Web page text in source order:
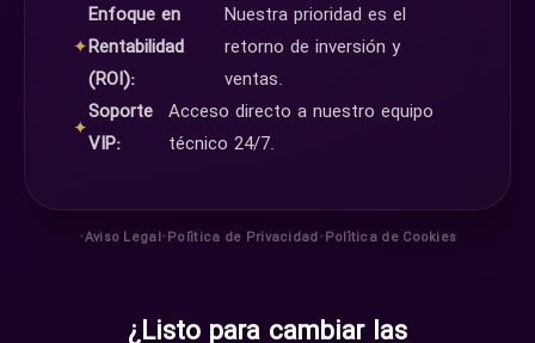
✦
Enfoque en
Rentabilidad
(ROI):
Nuestra prioridad es el
retorno de inversión y
ventas.
✦
Soporte
VIP:
Acceso directo a nuestro equipo
técnico 24/7.
•Aviso Legal•Política de Privacidad•Política de Cookies
¿Listo para cambiar las